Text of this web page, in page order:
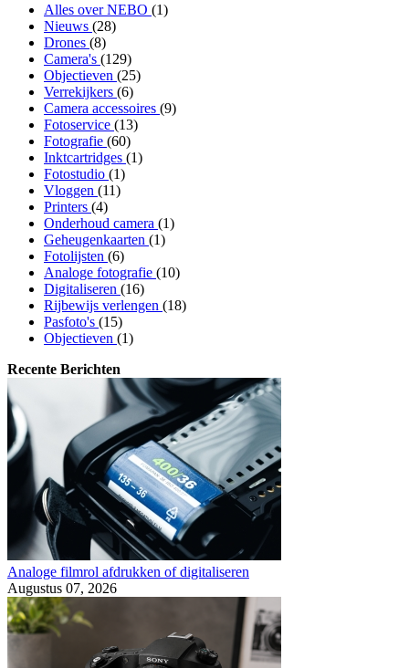
Alles over NEBO (1)
Nieuws (28)
Drones (8)
Camera's (129)
Objectieven (25)
Verrekijkers (6)
Camera accessoires (9)
Fotoservice (13)
Fotografie (60)
Inktcartridges (1)
Fotostudio (1)
Vloggen (11)
Printers (4)
Onderhoud camera (1)
Geheugenkaarten (1)
Fotolijsten (6)
Analoge fotografie (10)
Digitaliseren (16)
Rijbewijs verlengen (18)
Pasfoto's (15)
Objectieven (1)
Recente Berichten
Analoge filmrol afdrukken of digitaliseren
Augustus 07, 2026